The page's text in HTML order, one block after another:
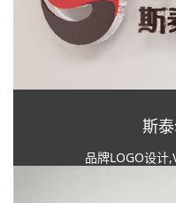
斯
品牌LOGO设计